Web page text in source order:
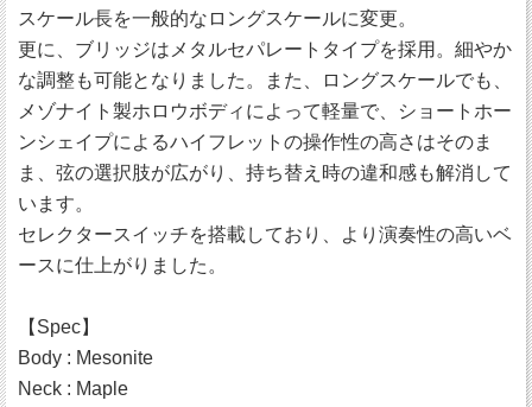
スケール長を一般的なロングスケールに変更。
更に、ブリッジはメタルセパレートタイプを採用。細やか
な調整も可能となりました。また、ロングスケールでも、
メゾナイト製ホロウボディによって軽量で、ショートホー
ンシェイプによるハイフレットの操作性の高さはそのま
ま、弦の選択肢が広がり、持ち替え時の違和感も解消して
います。
セレクタースイッチを搭載しており、より演奏性の高いベ
ースに仕上がりました。
【Spec】
Body : Mesonite
Neck : Maple